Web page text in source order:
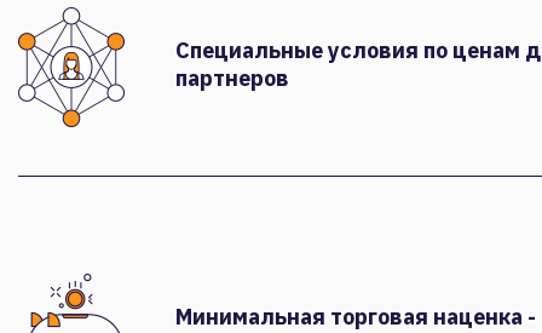
Специальные условия по ценам
партнеров
Минимальная торговая наценка